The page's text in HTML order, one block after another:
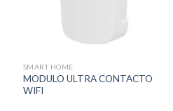
SMART HOME
MODULO ULTRA CONTACTO
WIFI